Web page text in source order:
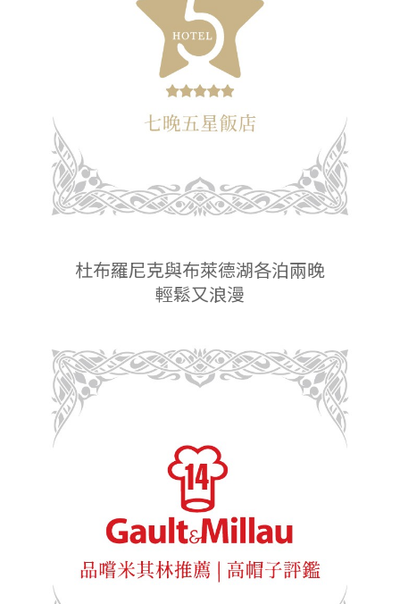
杜布羅尼克與布萊德湖各泊兩晚
輕鬆又浪漫